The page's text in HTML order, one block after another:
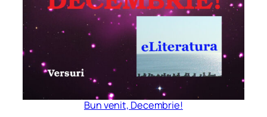
Bun venit, Decembrie!